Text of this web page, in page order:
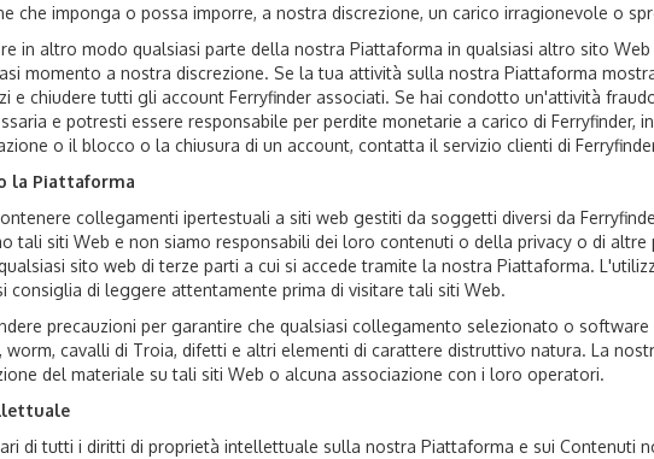
che imponga o possa imporre, a nostra discrezione, un carico irragionevole o
in altro modo qualsiasi parte della nostra Piattaforma in qualsiasi altro sito
momento a nostra discrezione. Se la tua attività sulla nostra Piattaforma
e chiudere tutti gli account Ferryfinder associati. Se hai condotto un'attività
e potresti essere responsabile per perdite monetarie a carico di Ferryfinder,
o il blocco o la chiusura di un account, contatta il servizio clienti di
la Piattaforma
collegamenti ipertestuali a siti web gestiti da soggetti diversi da
tali siti Web e non siamo responsabili dei loro contenuti o della privacy o di altre
sito web di terze parti a cui si accede tramite la nostra Piattaforma.
consiglia di leggere attentamente prima di visitare tali siti Web.
precauzioni per garantire che qualsiasi collegamento selezionato o
worm, cavalli di Troia, difetti e altri elementi di carattere distruttivo natura. La
del materiale su tali siti Web o alcuna associazione con i loro operatori.
di tutti i diritti di proprietà intellettuale sulla nostra Piattaforma e sui Contenuti